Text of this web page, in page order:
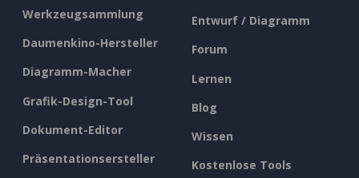
Werkzeugsammlung
Daumenkino-Hersteller
Diagramm-Macher
Grafik-Design-Tool
Dokument-Editor
Präsentationsersteller
Entwurf / Diagramm
Forum
Lernen
Blog
Wissen
Kostenlose Tools